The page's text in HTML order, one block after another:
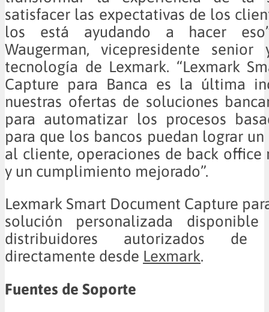
satisfacer las expectativas de los
los está ayudando a hacer
Waugerman, vicepresidente
tecnología de Lexmark. “Lexmark
Capture para Banca es la última
nuestras ofertas de soluciones
para automatizar los procesos
para que los bancos puedan lograr
al cliente, operaciones de back office
y un cumplimiento mejorado”.
Lexmark Smart Document Capture
solución personalizada
distribuidores autorizados
directamente desde Lexmark.
Fuentes de Soporte